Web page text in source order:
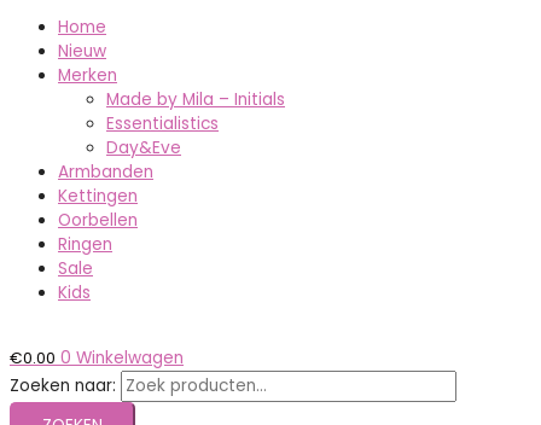
Home
Nieuw
Merken
Made by Mila – Initials
Essentialistics
Day&Eve
Armbanden
Kettingen
Oorbellen
Ringen
Sale
Kids
€0.00 0 Winkelwagen
Zoeken naar: